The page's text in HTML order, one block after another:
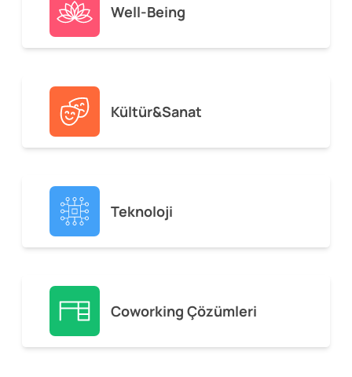
Well-Being
Kültür&Sanat
Teknoloji
Coworking Çözümleri